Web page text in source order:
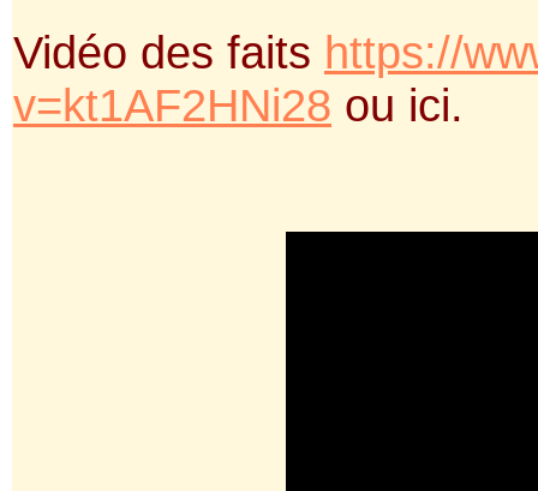
Vidéo des faits https://
v=kt1AF2HNi28 ou ici.